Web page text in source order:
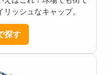
ッシュなキャップ。
探す